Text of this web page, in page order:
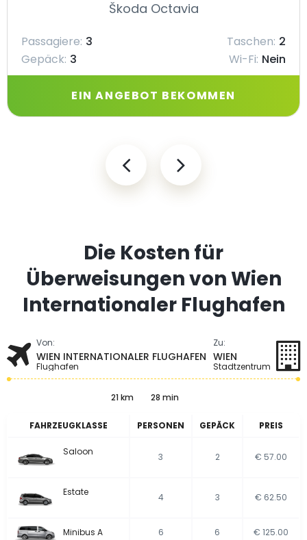
Škoda Octavia
Passagiere: 3 Taschen: 2
Gepäck: 3 Wi-Fi: Nein
EIN ANGEBOT BEKOMMEN
Die Kosten für
Überweisungen von Wien
Internationaler Flughafen
Von:
WIEN INTERNATIONALER FLUGHAFEN
Flughafen
Zu:
WIEN
Stadtzentrum
21 km 28 min
FAHRZEUGKLASSE PERSONEN GEPÄCK PREIS
Saloon 3 2 € 57.00
Estate 4 3 € 62.50
Minibus A 6 6 € 125.00